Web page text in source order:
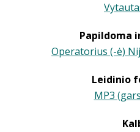
Papildoma
Operatorius (-ė)
Leidinio
MP3